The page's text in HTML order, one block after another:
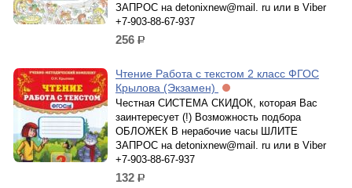
ЗАПРОС на detonixnew@mail. ru или в Viber
+7-903-88-67-937
256 р.
Чтение Работа с текстом 2 класс ФГОС
Крылова (Экзамен)
Честная СИСТЕМА СКИДОК, которая Вас
заинтересует (!) Возможность подбора
ОБЛОЖЕК В нерабочие часы ШЛИТЕ
ЗАПРОС на detonixnew@mail. ru или в Viber
+7-903-88-67-937
132 р.